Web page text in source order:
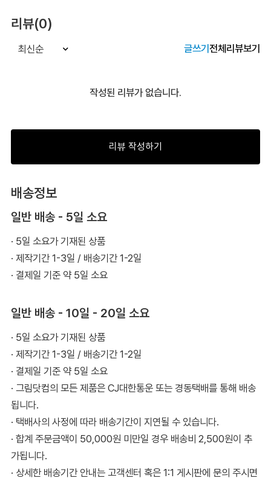
리뷰(0)
최신순 글쓰기전체리뷰보기
작성된 리뷰가 없습니다.
리뷰 작성하기
배송정보
일반 배송 - 5일 소요
· 5일 소요가 기재된 상품
· 제작기간 1-3일 / 배송기간 1-2일
· 결제일 기준 약 5일 소요
일반 배송 - 10일 - 20일 소요
· 5일 소요가 기재된 상품
· 제작기간 1-3일 / 배송기간 1-2일
· 결제일 기준 약 5일 소요
· 그림닷컴의 모든 제품은 CJ대한통운 또는 경동택배를 통해 배송
됩니다.
· 택배사의 사정에 따라 배송기간이 지연될 수 있습니다.
· 합계 주문금액이 50,000원 미만일 경우 배송비 2,500원이 추
가됩니다.
· 상세한 배송기간 안내는 고객센터 혹은 1:1 게시판에 문의 주시면